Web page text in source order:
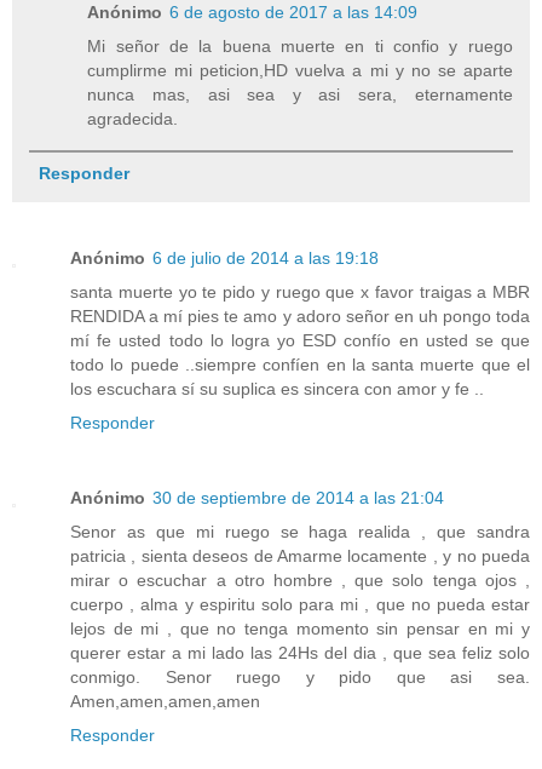
Anónimo 6 de agosto de 2017 a las 14:09
Mi señor de la buena muerte en ti confio y ruego
cumplirme mi peticion,HD vuelva a mi y no se aparte
nunca mas, asi sea y asi sera, eternamente
agradecida.
Responder
Anónimo 6 de julio de 2014 a las 19:18
santa muerte yo te pido y ruego que x favor traigas a MBR
RENDIDA a mí pies te amo y adoro señor en uh pongo toda
mí fe usted todo lo logra yo ESD confío en usted se que
todo lo puede ..siempre confíen en la santa muerte que el
los escuchara sí su suplica es sincera con amor y fe ..
Responder
Anónimo 30 de septiembre de 2014 a las 21:04
Senor as que mi ruego se haga realida , que sandra
patricia , sienta deseos de Amarme locamente , y no pueda
mirar o escuchar a otro hombre , que solo tenga ojos ,
cuerpo , alma y espiritu solo para mi , que no pueda estar
lejos de mi , que no tenga momento sin pensar en mi y
querer estar a mi lado las 24Hs del dia , que sea feliz solo
conmigo. Senor ruego y pido que asi sea.
Amen,amen,amen,amen
Responder